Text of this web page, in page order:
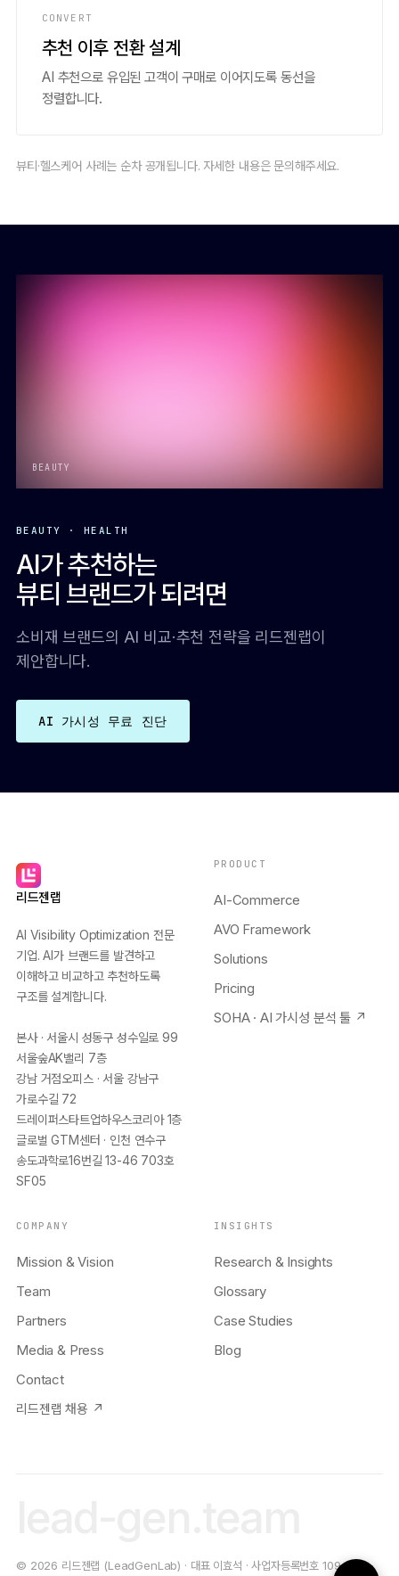
CONVERT
추천 이후 전환 설계
AI 추천으로 유입된 고객이 구매로 이어지도록 동선을
정렬합니다.
뷰티·헬스케어 사례는 순차 공개됩니다. 자세한 내용은 문의해주세요.
BEAUTY · HEALTH
AI가 추천하는
뷰티 브랜드가 되려면
소비재 브랜드의 AI 비교·추천 전략을 리드젠랩이
제안합니다.
AI 가시성 무료 진단
BEAUTY
리드젠랩
AI Visibility Optimization 전문
기업. AI가 브랜드를 발견하고
이해하고 비교하고 추천하도록
구조를 설계합니다.
본사 · 서울시 성동구 성수일로 99
서울숲AK밸리 7층
강남 거점오피스 · 서울 강남구
가로수길 72
드레이퍼스타트업하우스코리아 1층
글로벌 GTM센터 · 인천 연수구
송도과학로16번길 13-46 703호
SF05
PRODUCT
AI-Commerce
AVO Framework
Solutions
Pricing
SOHA · AI 가시성 분석 툴 ↗
COMPANY
Mission & Vision
Team
Partners
Media & Press
Contact
리드젠랩 채용 ↗
INSIGHTS
Research & Insights
Glossary
Case Studies
Blog
© 2026 리드젠랩 (LeadGenLab) · 대표 이효석 · 사업자등록번호 109-19-